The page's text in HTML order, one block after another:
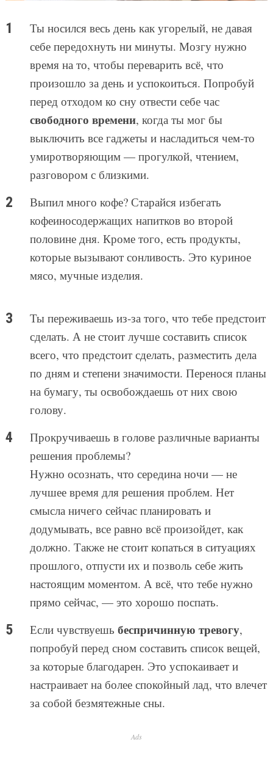
Ты носился весь день как угорелый, не давая
себе передохнуть ни минуты. Мозгу нужно
время на то, чтобы переварить всё, что
произошло за день и успокоиться. Попробуй
перед отходом ко сну отвести себе час
свободного времени, когда ты мог бы
выключить все гаджеты и насладиться чем-то
умиротворяющим — прогулкой, чтением,
разговором с близкими.
Выпил много кофе? Старайся избегать
кофеиносодержащих напитков во второй
половине дня. Кроме того, есть продукты,
которые вызывают сонливость. Это куриное
мясо, мучные изделия.
Ты переживаешь из-за того, что тебе предстоит
сделать. А не стоит лучше составить список
всего, что предстоит сделать, разместить дела
по дням и степени значимости. Перенося планы
на бумагу, ты освобождаешь от них свою
голову.
Прокручиваешь в голове различные варианты
решения проблемы?
Нужно осознать, что середина ночи — не
лучшее время для решения проблем. Нет
смысла ничего сейчас планировать и
додумывать, все равно всё произойдет, как
должно. Также не стоит копаться в ситуациях
прошлого, отпусти их и позволь себе жить
настоящим моментом. А всё, что тебе нужно
прямо сейчас, — это хорошо поспать.
Если чувствуешь беспричинную тревогу,
попробуй перед сном составить список вещей,
за которые благодарен. Это успокаивает и
настраивает на более спокойный лад, что влечет
за собой безмятежные сны.
Ads